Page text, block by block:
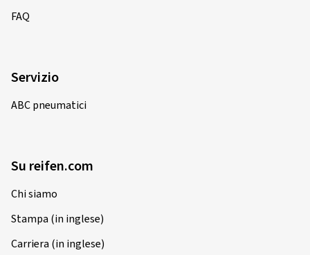
FAQ
Servizio
ABC pneumatici
Su reifen.com
Chi siamo
Stampa (in inglese)
Carriera (in inglese)